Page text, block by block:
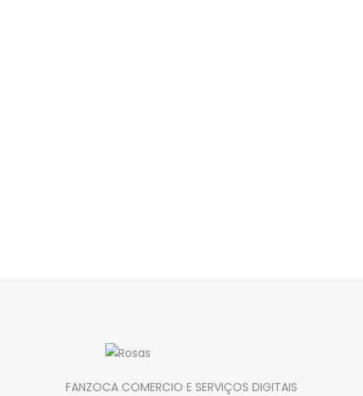
FANZOCA COMERCIO E SERVIÇOS DIGITAIS